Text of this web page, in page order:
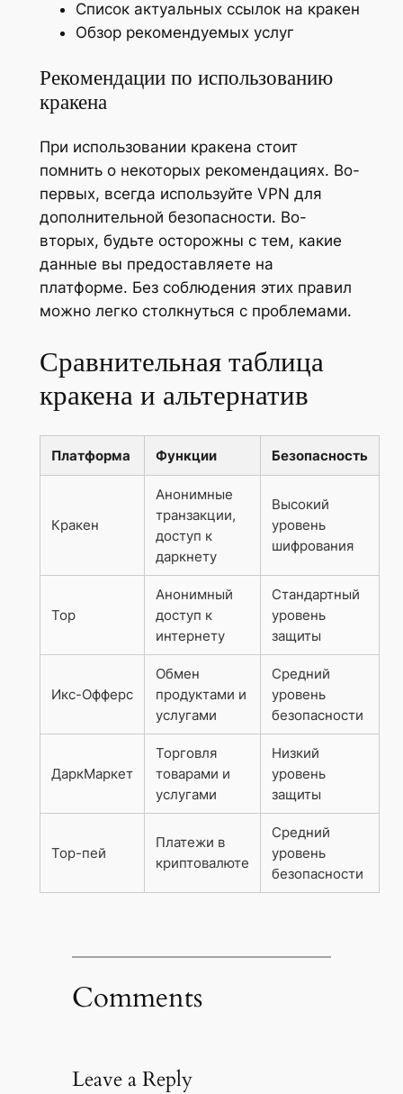
Список актуальных ссылок на кракен
Обзор рекомендуемых услуг
Рекомендации по использованию
кракена
При использовании кракена стоит
помнить о некоторых рекомендациях. Во-
первых, всегда используйте VPN для
дополнительной безопасности. Во-
вторых, будьте осторожны с тем, какие
данные вы предоставляете на
платформе. Без соблюдения этих правил
можно легко столкнуться с проблемами.
Сравнительная таблица
кракена и альтернатив
Платформа Функции Безопасность
Кракен
Анонимные
транзакции,
доступ к
даркнету
Высокий
уровень
шифрования
Тор
Анонимный
доступ к
интернету
Стандартный
уровень
защиты
Икс-Офферс
Обмен
продуктами и
услугами
Средний
уровень
безопасности
ДаркМаркет
Торговля
товарами и
услугами
Низкий
уровень
защиты
Тор-пей
Платежи в
криптовалюте
Средний
уровень
безопасности
Comments
Leave a Reply